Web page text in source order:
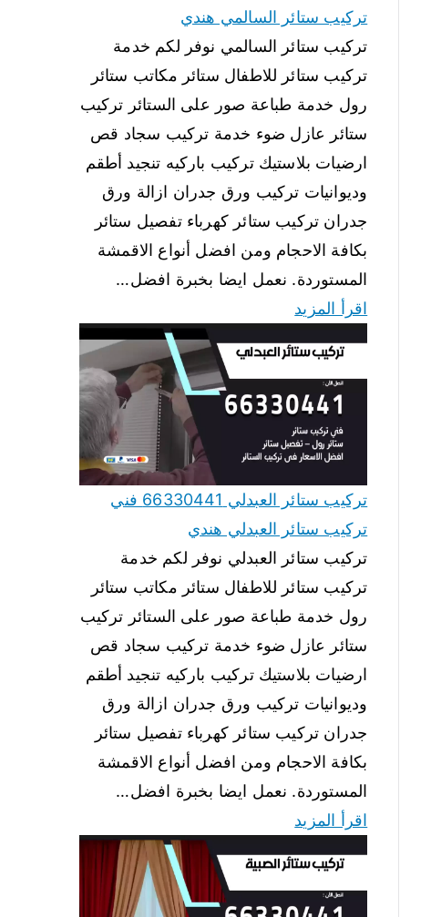
تركيب ستائر السالمي هندي
تركيب ستائر السالمي نوفر لكم خدمة
تركيب ستائر للاطفال ستائر مكاتب ستائر
رول خدمة طباعة صور على الستائر تركيب
ستائر عازل ضوء خدمة تركيب سجاد قص
ارضيات بلاستيك تركيب باركيه تنجيد أطقم
وديوانيات تركيب ورق جدران ازالة ورق
جدران تركيب ستائر كهرباء تفصيل ستائر
بكافة الاحجام ومن افضل أنواع الاقمشة
المستوردة. نعمل ايضا بخبرة افضل…
اقرأ المزيد
تركيب ستائر العبدلي 66330441 فني
تركيب ستائر العبدلي هندي
تركيب ستائر العبدلي نوفر لكم خدمة
تركيب ستائر للاطفال ستائر مكاتب ستائر
رول خدمة طباعة صور على الستائر تركيب
ستائر عازل ضوء خدمة تركيب سجاد قص
ارضيات بلاستيك تركيب باركيه تنجيد أطقم
وديوانيات تركيب ورق جدران ازالة ورق
جدران تركيب ستائر كهرباء تفصيل ستائر
بكافة الاحجام ومن افضل أنواع الاقمشة
المستوردة. نعمل ايضا بخبرة افضل…
اقرأ المزيد